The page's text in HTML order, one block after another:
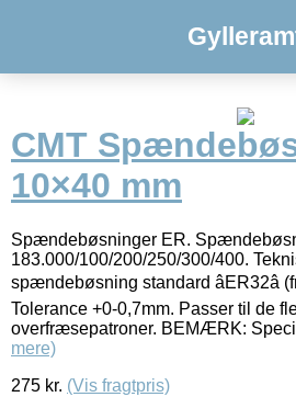
CMT
10×40 mm
Spændebøsninger ER.
183.000/100/200/250/300/400.
spændebøsning standard âER32â
Tolerance +0-0,7mm. Passer til de
overfræsepatroner. BEMÆRK:
mere)
275 kr. (Vis fragtpris)